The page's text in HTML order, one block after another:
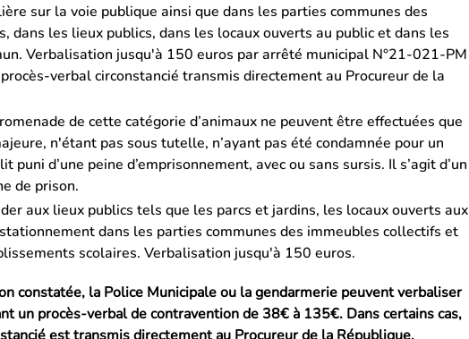
sur la voie publique ainsi que dans les parties communes des
dans les lieux publics, dans les locaux ouverts au public et dans les
Verbalisation jusqu'à 150 euros par arrêté municipal N°21-021-PM
verbal circonstancié transmis directement au Procureur de la
de cette catégorie d’animaux ne peuvent être effectuées que
n'étant pas sous tutelle, n’ayant pas été condamnée pour un
puni d’une peine d’emprisonnement, avec ou sans sursis. Il s’agit d’un
de prison.
aux lieux publics tels que les parcs et jardins, les locaux ouverts aux
dans les parties communes des immeubles collectifs et
scolaires. Verbalisation jusqu'à 150 euros.
constatée, la Police Municipale ou la gendarmerie peuvent verbaliser
un procès-verbal de contravention de 38€ à 135€. Dans certains cas,